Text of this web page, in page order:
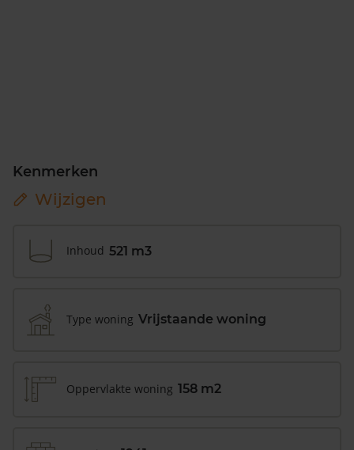
Kenmerken
Wijzigen
Inhoud 521 m3
Type woning Vrijstaande woning
Oppervlakte woning 158 m2